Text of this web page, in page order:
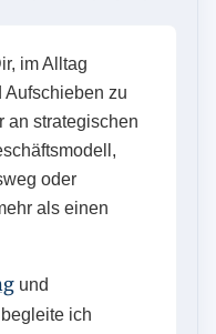
im Alltag
Aufschieben zu
an strategischen
oder
als einen
und
begleite ich